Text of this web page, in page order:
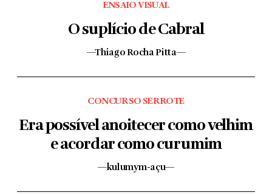
ENSAIO VISUAL
O suplício de Cabral
—Thiago Rocha Pitta—
CONCURSO SERROTE
Era possível anoitecer como velhim
e acordar como curumim
—kulumym-açu—